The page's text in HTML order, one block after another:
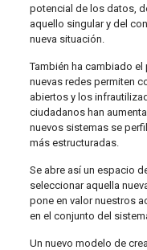
potencial de los datos,
aquello singular y del
nueva situación.
También ha cambiado
nuevas redes permiten
abiertos y los
ciudadanos han
nuevos sistemas se
más estructuradas.
Se abre así un espacio
seleccionar aquella
pone en valor nuestros
en el conjunto del
Un nuevo modelo de